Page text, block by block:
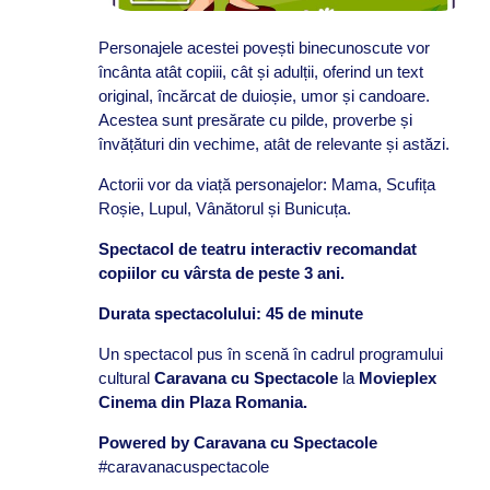
Personajele acestei povești binecunoscute vor
încânta atât copiii, cât și adulții, oferind un text
original, încărcat de duioșie, umor și candoare.
Acestea sunt presărate cu pilde, proverbe și
învățături din vechime, atât de relevante și astăzi.
Actorii vor da viață personajelor: Mama, Scufița
Roșie, Lupul, Vânătorul și Bunicuța.
Spectacol de teatru interactiv recomandat
copiilor cu vârsta de peste 3 ani.
Durata spectacolului: 45 de minute
Un spectacol pus în scenă în cadrul programului
cultural Caravana cu Spectacolela Movieplex
Cinema din Plaza Romania.
Powered by Caravana cu Spectacole
#caravanacuspectacole